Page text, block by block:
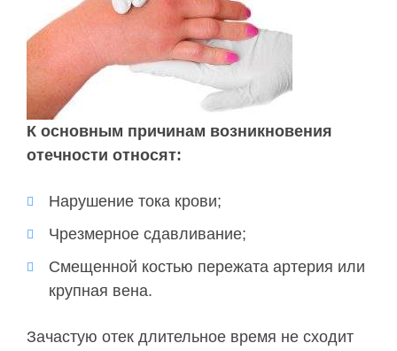
К основным причинам возникновения
отечности относят:
Нарушение тока крови;
Чрезмерное сдавливание;
Смещенной костью пережата артерия или
крупная вена.
Зачастую отек длительное время не сходит